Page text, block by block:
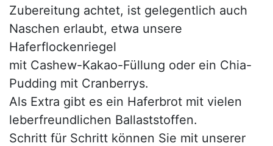
Zubereitung achtet, ist gelegentlich auch
Naschen erlaubt, etwa unsere
Haferflockenriegel
mit Cashew-Kakao-Füllung oder ein Chia-
Pudding mit Cranberrys.
Als Extra gibt es ein Haferbrot mit vielen
leberfreundlichen Ballaststoffen.
Schritt für Schritt können Sie mit unserer